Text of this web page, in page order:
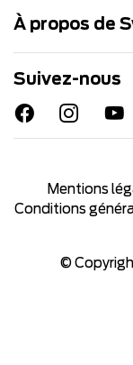
À propos de
Suivez-nous
Mentions
Conditions
©